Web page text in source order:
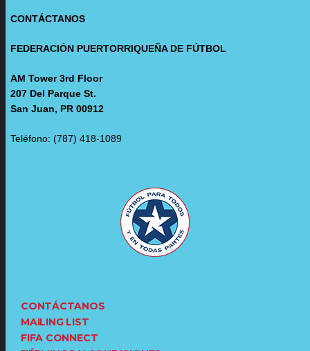
CONTÁCTANOS
FEDERACIÓN PUERTORRIQUEÑA DE FÚTBOL
AM Tower 3rd Floor
207 Del Parque St.
San Juan, PR 00912
Teléfono: (787) 418-1089
CONTÁCTANOS
MAILING LIST
FIFA CONNECT